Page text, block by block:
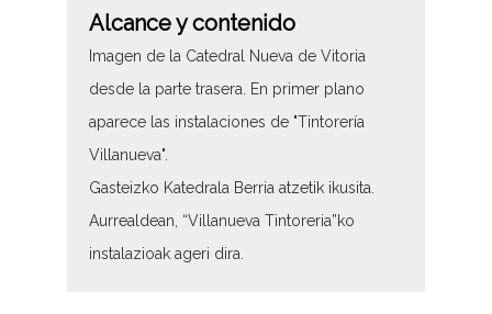
Alcance y contenido
Imagen de la Catedral Nueva de Vitoria
desde la parte trasera. En primer plano
aparece las instalaciones de "Tintorería
Villanueva".
Gasteizko Katedrala Berria atzetik ikusita.
Aurrealdean, “Villanueva Tintoreria”ko
instalazioak ageri dira.